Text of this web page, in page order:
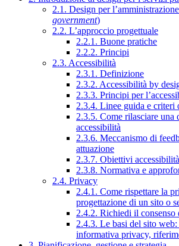
2.1. Design per
government)
2.2. L’approccio progettuale
2.2.1. Buone pratiche
2.2.2. Principi
2.3. Accessibilità
2.3.1. Definizione
2.3.2. Accessibilità by
2.3.3. Principi per
2.3.4. Linee guida e criteri
2.3.5. Come rilasciare una
accessibilità
2.3.6. Meccanismo di
attuazione
2.3.7. Obiettivi accessibilità
2.3.8. Normativa e
2.4. Privacy
2.4.1. Come rispettare la
progettazione di un sito o
2.4.2. Richiedi il consenso
2.4.3. Le basi del sito web:
informativa privacy,